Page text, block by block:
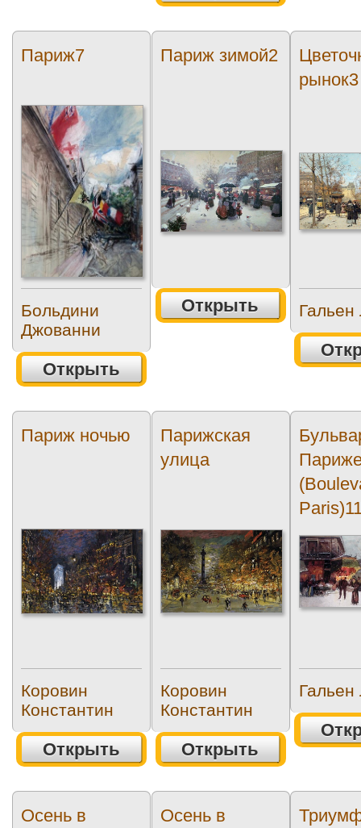
Париж7
Больдини
Джованни
Открыть
Париж зимой2
Открыть
рынок3
Гальен
Париж ночью
Коровин
Константин
Открыть
Парижская
улица
Коровин
Константин
Открыть
Гальен
Осень в
Осень в